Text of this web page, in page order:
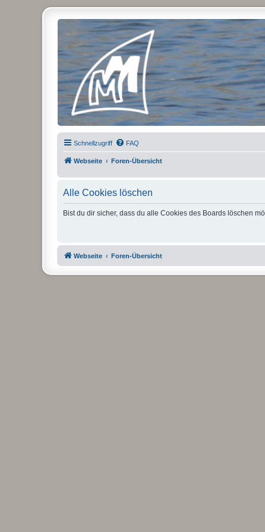
Micro Magic Forum Deutschland
Schnellzugriff FAQ
Webseite Foren-Übersicht
Alle Cookies löschen
Bist du dir sicher, dass du alle Cookies des Boards löschen
Webseite Foren-Übersicht